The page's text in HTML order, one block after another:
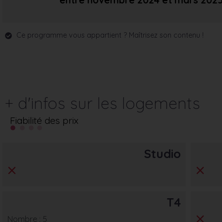
Ce programme vous appartient ? Maîtrisez son contenu !
+ d'infos sur les logements
Fiabilité des prix
Studio
T4
Nombre : 5